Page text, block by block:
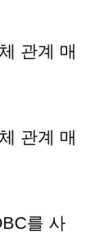
관계 매
관계 매
를 사